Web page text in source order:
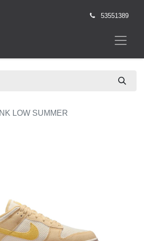
53551389
LOW SUMMER